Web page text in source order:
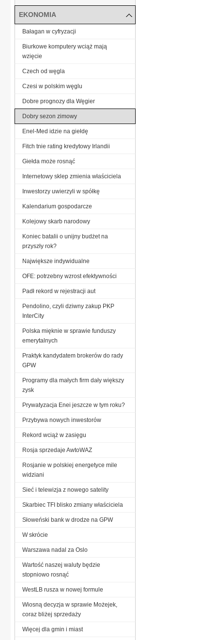
EKONOMIA
Bałagan w cyfryzacji
Biurkowe komputery wciąż mają
wzięcie
Czech od węgla
Czesi w polskim węglu
Dobre prognozy dla Węgier
Dobry sezon zimowy
Enel-Med idzie na giełdę
Fitch tnie rating kredytowy Irlandii
Giełda może rosnąć
Internetowy sklep zmienia właściciela
Inwestorzy uwierzyli w spółkę
Kalendarium gospodarcze
Kolejowy skarb narodowy
Koniec batalii o unijny budżet na
przyszły rok?
Największe indywidualne
OFE: potrzebny wzrost efektywności
Padł rekord w rejestracji aut
Pendolino, czyli dziwny zakup PKP
InterCity
Polska mięknie w sprawie funduszy
emerytalnych
Praktyk kandydatem brokerów do rady
GPW
Programy dla małych firm dały większy
zysk
Prywatyzacja Enei jeszcze w tym roku?
Przybywa nowych inwestorów
Rekord wciąż w zasięgu
Rosja sprzedaje AwtoWAZ
Rosjanie w polskiej energetyce mile
widziani
Sieć i telewizja z nowego satelity
Skarbiec TFI blisko zmiany właściciela
Słoweński bank w drodze na GPW
W skrócie
Warszawa nadal za Oslo
Wartość naszej waluty będzie
stopniowo rosnąć
WestLB rusza w nowej formule
Wiosną decyzja w sprawie Możejek,
coraz bliżej sprzedaży
Więcej dla gmin i miast